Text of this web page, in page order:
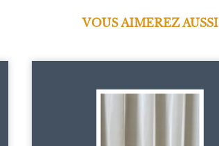
VOUS AIMEREZ AUSSI